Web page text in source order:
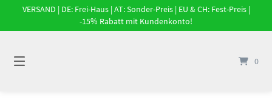
Springe
Inhalt
VERSAND | DE: Frei-Haus | AT: Sonder-Preis | EU & CH: Fest-Preis |
-15% Rabatt mit Kundenkonto!
0